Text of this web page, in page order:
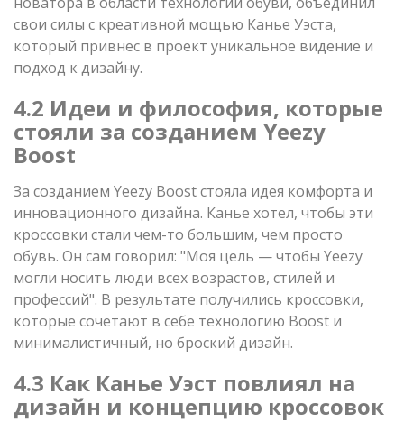
свои силы с креативной мощью Канье Уэста,
который привнес в проект уникальное видение и
подход к дизайну.
4.2 Идеи и философия, которые
стояли за созданием Yeezy
Boost
За созданием Yeezy Boost стояла идея комфорта и
инновационного дизайна. Канье хотел, чтобы эти
кроссовки стали чем-то большим, чем просто
обувь. Он сам говорил: "Моя цель — чтобы Yeezy
могли носить люди всех возрастов, стилей и
профессий". В результате получились кроссовки,
которые сочетают в себе технологию Boost и
минималистичный, но броский дизайн.
4.3 Как Канье Уэст повлиял на
дизайн и концепцию кроссовок